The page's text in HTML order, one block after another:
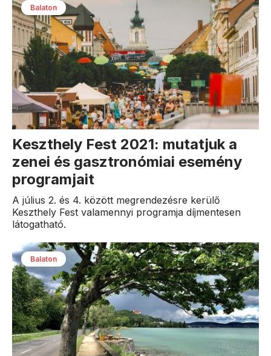
Balaton
Keszthely Fest 2021: mutatjuk a
zenei és gasztronómiai esemény
programjait
A július 2. és 4. között megrendezésre kerülő
Keszthely Fest valamennyi programja díjmentesen
látogatható.
Balaton